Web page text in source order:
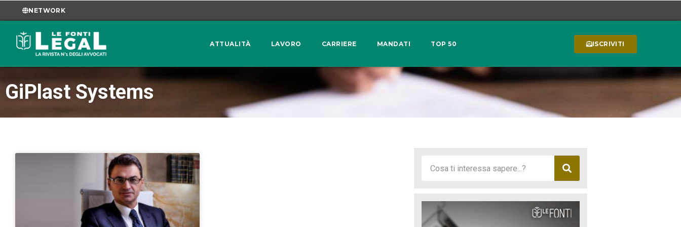
NETWORK
ATTUALITÀ LAVORO CARRIERE MANDATI TOP 50 ISCRIVITI
GiPlast Systems